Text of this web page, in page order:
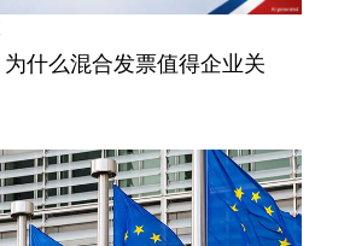
票
为
什
么
什么混合发票值得企业关